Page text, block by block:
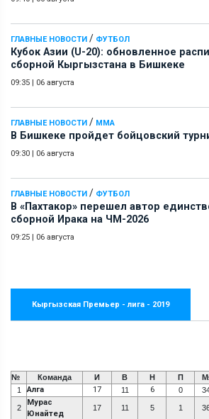
ГЛАВНЫЕ НОВОСТИ / ФУТБОЛ
Кубок Азии (U-20): обновленное
сборной Кыргызстана в Бишкеке
09:35 | 06 августа
ГЛАВНЫЕ НОВОСТИ / ММА
В Бишкеке пройдет бойцовский
09:30 | 06 августа
ГЛАВНЫЕ НОВОСТИ / ФУТБОЛ
В «Пахтакор» перешел автор
сборной Ирака на ЧМ-2026
09:25 | 06 августа
Кыргызская Премьер - лига - 2019
№ Команда И В Н П
1
Алга 17 11 6 0
2
Мурас
Юнайтед
17 11 5 1